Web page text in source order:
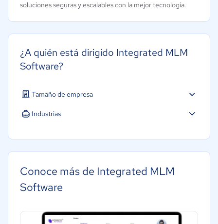
soluciones seguras y escalables con la mejor tecnología.
¿A quién está dirigido Integrated MLM
Software?
Tamaño de empresa
Pequeña: 10 a 49 trabajadores
Industrias
Tecnología
Conoce más de Integrated MLM
Software